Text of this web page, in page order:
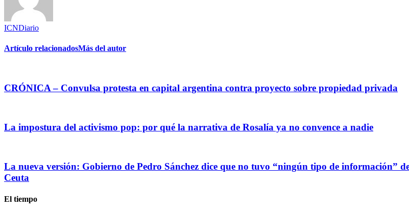
ICNDiario
Artículo relacionadosMás del autor
CRÓNICA – Convulsa protesta en capital argentina contra proyecto sobre propiedad privada
La impostura del activismo pop: por qué la narrativa de Rosalía ya no convence a nadie
La nueva versión: Gobierno de Pedro Sánchez dice que no tuvo “ningún tipo de información”
Ceuta
El tiempo